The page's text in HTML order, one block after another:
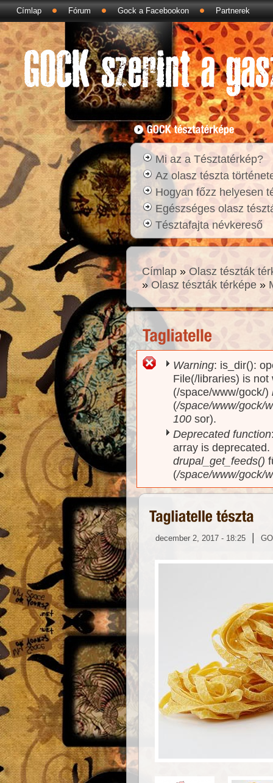
Címlap Fórum Gock a Facebookon Partnerek
Mi az a Tésztatérkép?
Az olasz tészta
Hogyan főzz helyesen
Egészséges olasz
Tésztafajta névkereső
Címlap »Olasz tészták
»Olasz tészták térképe »
Hibaüzenet
Warning: is_dir():
File(/libraries) is
(/space/www/gock/)
(/space/www/gock/
100 sor).
Deprecated function
array is
drupal_get_feeds()
(/space/www/gock/
december 2, 2017 - 18:25 |